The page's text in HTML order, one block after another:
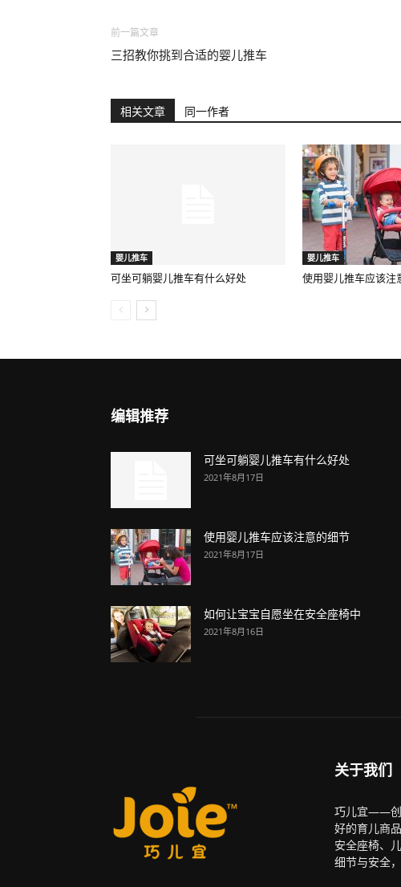
前一篇文章
三招教你挑到合适的婴儿推车
相关文章 同一作者
婴儿推车
可坐可躺婴儿推车有什么好处
婴儿推车
使用婴儿推车应该注
编辑推荐
可坐可躺婴儿推车有什么好处
2021年8月17日
使用婴儿推车应该注意的细节
2021年8月17日
如何让宝宝自愿坐在安全座椅中
2021年8月16日
关于我们
巧儿宜——创
好的育儿商
安全座椅、
细节与安全